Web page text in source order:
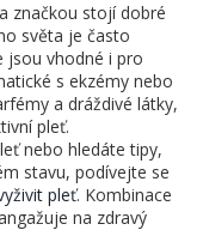
značkou stojí dobré
světa je často
jsou vhodné i pro
s ekzémy nebo
a dráždivé látky,
pleť.
nebo hledáte tipy,
stavu, podívejte se
pleť. Kombinace
na zdravý